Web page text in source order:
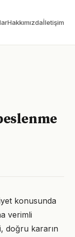
Hakkımızdaİletişim
konusunda
verimli
doğru kararın